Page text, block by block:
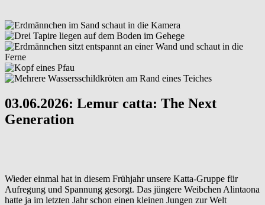
03.06.2026: Lemur catta: The Next
Generation
Wieder einmal hat in diesem Frühjahr unsere Katta-Gruppe für
Aufregung und Spannung gesorgt. Das jüngere Weibchen Alintaona
hatte ja im letzten Jahr schon einen kleinen Jungen zur Welt